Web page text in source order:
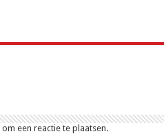
om een reactie te plaatsen.